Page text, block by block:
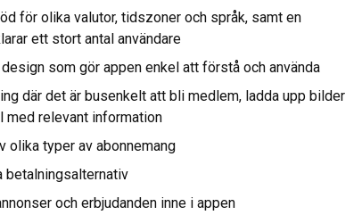
för olika valutor, tidszoner och språk, samt en
ett stort antal användare
som gör appen enkel att förstå och använda
där det är busenkelt att bli medlem, ladda upp bilder
med relevant information
olika typer av abonnemang
betalningsalternativ
och erbjudanden inne i appen